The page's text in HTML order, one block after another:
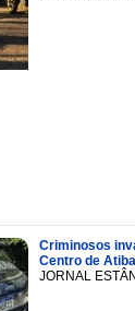
Criminosos
Centro de
JORNAL